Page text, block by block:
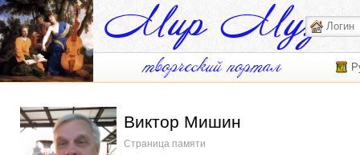
Виктор Мишин
Страница памяти